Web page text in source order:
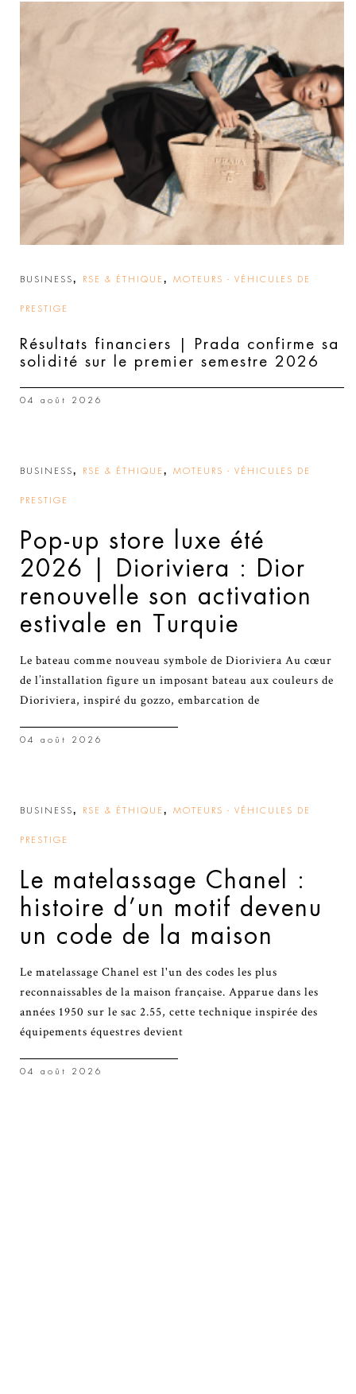
BUSINESS, RSE & ÉTHIQUE , MOTEURS - VÉHICULES DE
PRESTIGE
Résultats financiers | Prada confirme sa
solidité sur le premier semestre 2026
04 août 2026
BUSINESS, RSE & ÉTHIQUE , MOTEURS - VÉHICULES DE
PRESTIGE
Pop-up store luxe été
2026 | Dioriviera : Dior
renouvelle son activation
estivale en Turquie
Le bateau comme nouveau symbole de Dioriviera Au cœur
de l’installation figure un imposant bateau aux couleurs de
Dioriviera, inspiré du gozzo, embarcation de
04 août 2026
BUSINESS, RSE & ÉTHIQUE , MOTEURS - VÉHICULES DE
PRESTIGE
Le matelassage Chanel :
histoire d’un motif devenu
un code de la maison
Le matelassage Chanel est l'un des codes les plus
reconnaissables de la maison française. Apparue dans les
années 1950 sur le sac 2.55, cette technique inspirée des
équipements équestres devient
04 août 2026